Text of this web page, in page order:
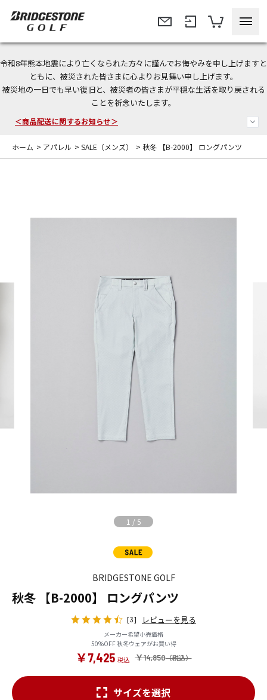
令和8年熊本地震により亡くなられた方々に謹んでお悔やみを申し上げますと
ともに、被災された皆さまに心よりお見舞い申し上げます。
被災地の一日でも早い復旧と、被災者の皆さまが平穏な生活を取り戻される
ことを祈念いたします。
今なら新規会員登録で1,000円OFFクーポンプレゼント！
＜商品配送に関するお知らせ＞
＜夏季休暇中のご注文・発送・お問い合わせ＞
ホーム > アパレル > SALE（メンズ） > 秋冬 【B-2000】 ロングパンツ
1 / 5
BRIDGESTONE GOLF
秋冬 【B-2000】 ロングパンツ
[3] レビューを見る
メーカー希望小売価格
50%OFF 秋冬ウェアがお買い得
￥14,850
￥7,425
サイズを選択